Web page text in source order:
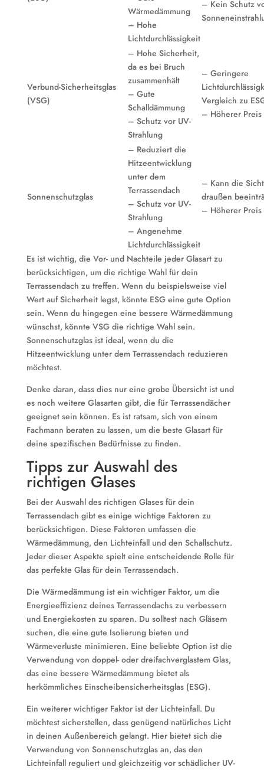
Wärmedämmung
– Hohe
Lichtdurchlässigkeit
– Kein Schutz
Verbund-Sicherheitsglas
(VSG)
– Hohe Sicherheit,
da es bei Bruch
zusammenhält
– Gute
Schalldämmung
– Schutz vor UV-
Strahlung
– Geringere
Vergleich zu
– Höherer Preis
Sonnenschutzglas
– Reduziert die
Hitzeentwicklung
unter dem
Terrassendach
– Schutz vor UV-
Strahlung
– Angenehme
Lichtdurchlässigkeit
– Kann die
draußen
– Höherer Preis
Es ist wichtig, die Vor- und Nachteile jeder Glasart zu
berücksichtigen, um die richtige Wahl für dein
Terrassendach zu treffen. Wenn du beispielsweise viel
Wert auf Sicherheit legst, könnte ESG eine gute Option
sein. Wenn du hingegen eine bessere Wärmedämmung
wünschst, könnte VSG die richtige Wahl sein.
Sonnenschutzglas ist ideal, wenn du die
Hitzeentwicklung unter dem Terrassendach reduzieren
möchtest.
Denke daran, dass dies nur eine grobe Übersicht ist und
es noch weitere Glasarten gibt, die für Terrassendächer
geeignet sein können. Es ist ratsam, sich von einem
Fachmann beraten zu lassen, um die beste Glasart für
deine spezifischen Bedürfnisse zu finden.
Tipps zur Auswahl des
richtigen Glases
Bei der Auswahl des richtigen Glases für dein
Terrassendach gibt es einige wichtige Faktoren zu
berücksichtigen. Diese Faktoren umfassen die
Wärmedämmung, den Lichteinfall und den Schallschutz.
Jeder dieser Aspekte spielt eine entscheidende Rolle für
das perfekte Glas für dein Terrassendach.
Die Wärmedämmung ist ein wichtiger Faktor, um die
Energieeffizienz deines Terrassendachs zu verbessern
und Energiekosten zu sparen. Du solltest nach Gläsern
suchen, die eine gute Isolierung bieten und
Wärmeverluste minimieren. Eine beliebte Option ist die
Verwendung von doppel- oder dreifachverglastem Glas,
das eine bessere Wärmedämmung bietet als
herkömmliches Einscheibensicherheitsglas (ESG).
Ein weiterer wichtiger Faktor ist der Lichteinfall. Du
möchtest sicherstellen, dass genügend natürliches Licht
in deinen Außenbereich gelangt. Hier bietet sich die
Verwendung von Sonnenschutzglas an, das den
Lichteinfall reguliert und gleichzeitig vor schädlicher UV-